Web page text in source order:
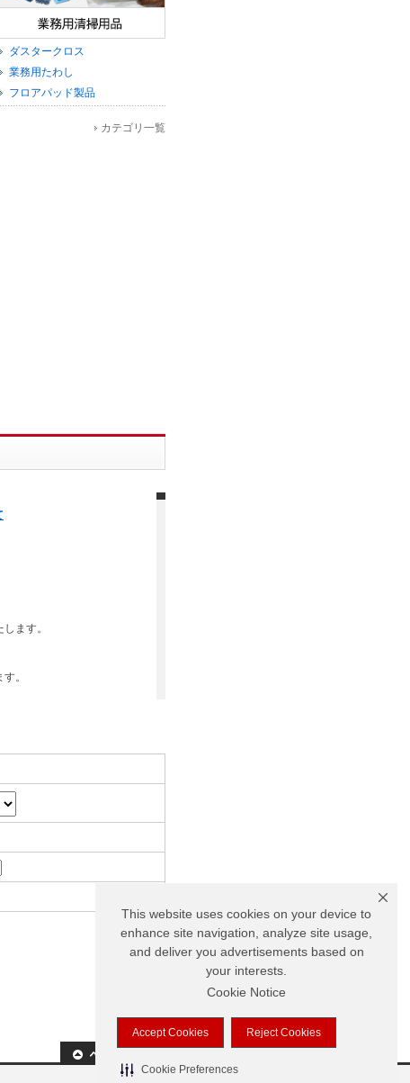
This website uses cookies on your device to
enhance site navigation, analyze site usage,
and deliver you advertisements based on
your interests.
Cookie Notice
Accept Cookies Reject Cookies
Cookie Preferences
ダスタークロス
業務用たわし
フロアパッド製品
カテゴリ一覧
ます。
。
解除されております。
発生する可能性がござい
てご確認ください。
お願い申し上げます。
し上げます。